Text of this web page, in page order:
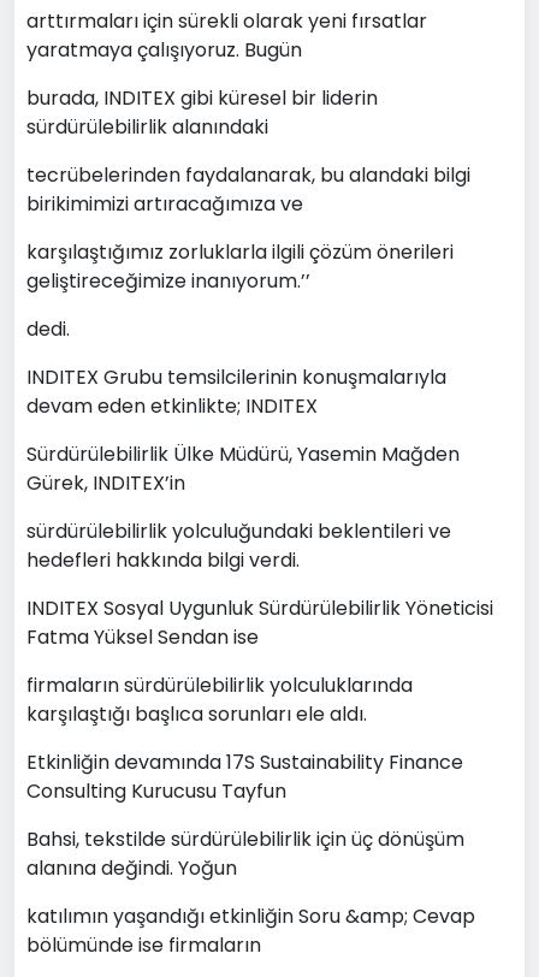
arttırmaları için sürekli olarak yeni fırsatlar
yaratmaya çalışıyoruz. Bugün
burada, INDITEX gibi küresel bir liderin
sürdürülebilirlik alanındaki
tecrübelerinden faydalanarak, bu alandaki bilgi
birikimimizi artıracağımıza ve
karşılaştığımız zorluklarla ilgili çözüm önerileri
geliştireceğimize inanıyorum.’’
dedi.
INDITEX Grubu temsilcilerinin konuşmalarıyla
devam eden etkinlikte; INDITEX
Sürdürülebilirlik Ülke Müdürü, Yasemin Mağden
Gürek, INDITEX’in
sürdürülebilirlik yolculuğundaki beklentileri ve
hedefleri hakkında bilgi verdi.
INDITEX Sosyal Uygunluk Sürdürülebilirlik Yöneticisi
Fatma Yüksel Sendan ise
firmaların sürdürülebilirlik yolculuklarında
karşılaştığı başlıca sorunları ele aldı.
Etkinliğin devamında 17S Sustainability Finance
Consulting Kurucusu Tayfun
Bahsi, tekstilde sürdürülebilirlik için üç dönüşüm
alanına değindi. Yoğun
katılımın yaşandığı etkinliğin Soru &amp; Cevap
bölümünde ise firmaların